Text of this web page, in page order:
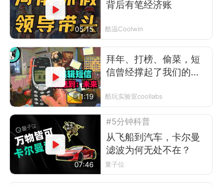
05:15
背后有笔经济账
酷温Coolwin
11:19
拜年、打榜、偷菜，短
信曾经撑起了我们的前
酷玩实验室coollabs
07:46
#5分钟科普
从飞船到汽车，卡尔曼
滤波为何无处不在？
量子位